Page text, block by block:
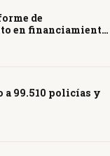
de
en financiamiento
99.510 policías y